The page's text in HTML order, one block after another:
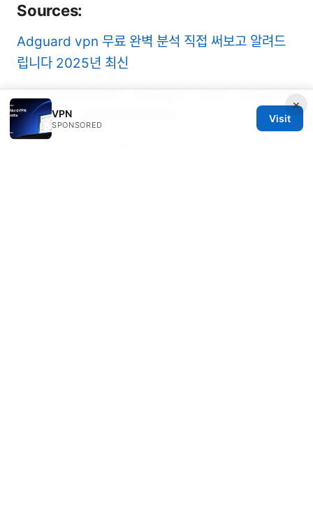
Sources:
Adguard vpn 무료 완벽 분석 직접 써보고 알려드
립니다 2025년 최신
大航海vpn全攻略：如何选择、设置、使用与提
升隐私、流媒体解锁和跨境访问
×
VPN
SPONSORED
Visit